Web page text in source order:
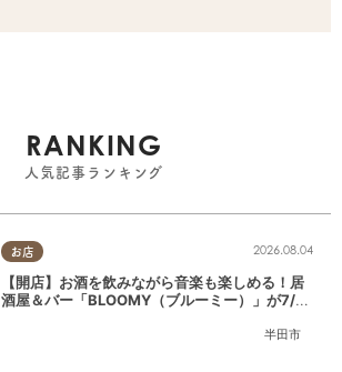
RANKING
人気記事ランキング
お店
半田市
2026.08.04
【開店】お酒を飲みながら音楽も楽しめる！居
酒屋＆バー「BLOOMY（ブルーミー）」が7/3